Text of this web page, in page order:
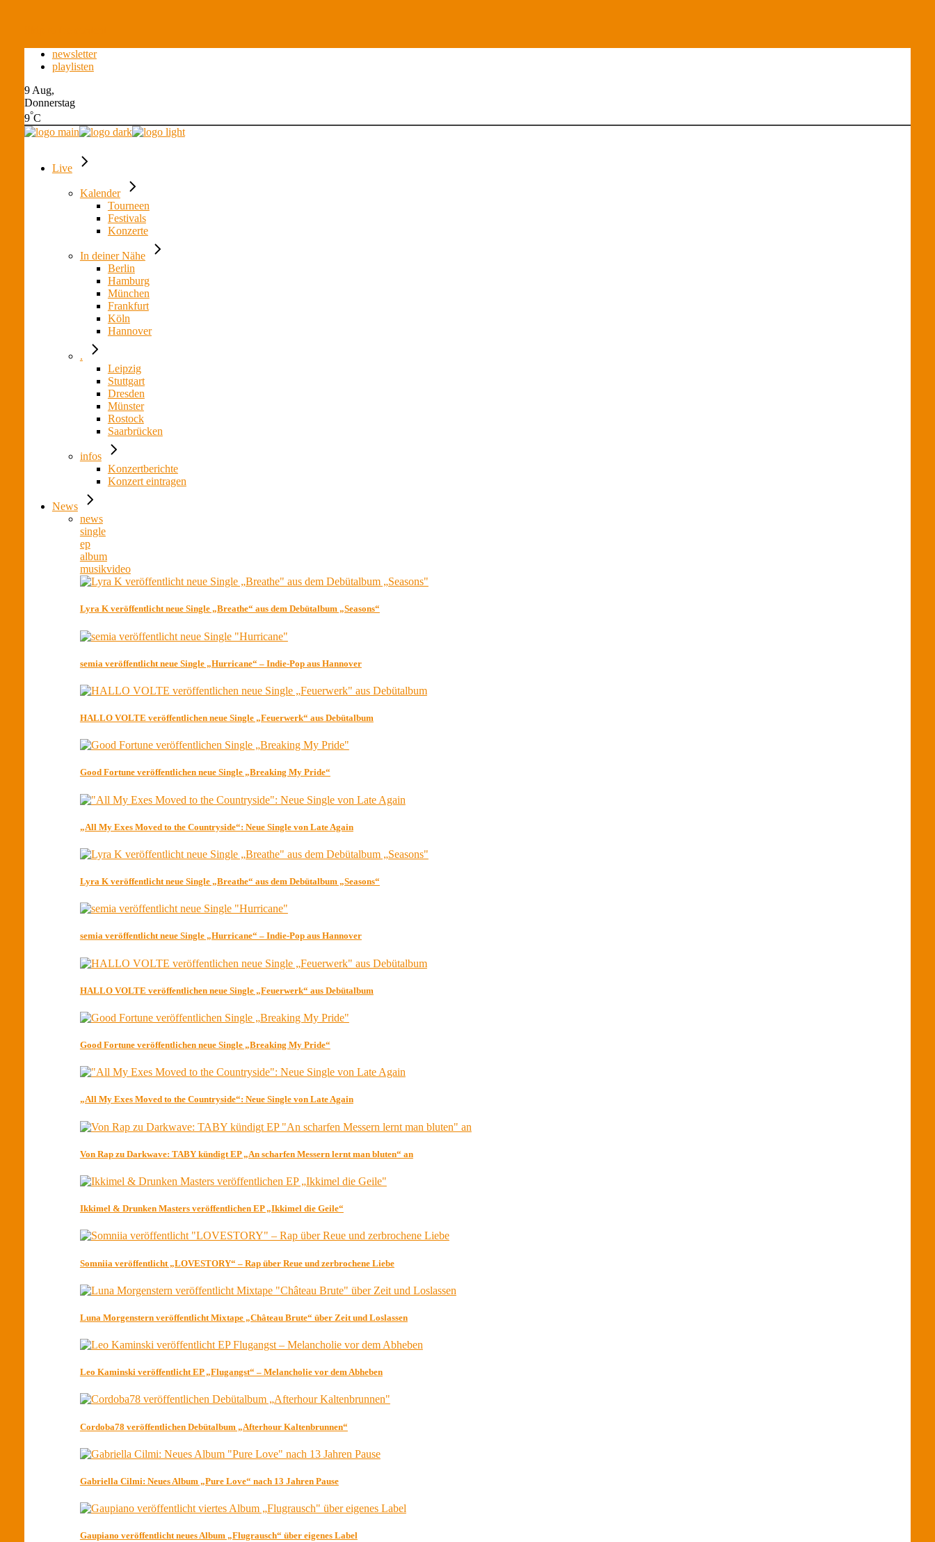
newsletter
playlisten
9 Aug,
Donnerstag
9°C
Live
Kalender
Tourneen
Festivals
Konzerte
In deiner Nähe
Berlin
Hamburg
München
Frankfurt
Köln
Hannover
.
Leipzig
Stuttgart
Dresden
Münster
Rostock
Saarbrücken
infos
Konzertberichte
Konzert eintragen
News
news
single
ep
album
musikvideo
Lyra K veröffentlicht neue Single „Breathe“ aus dem Debütalbum „Seasons“
semia veröffentlicht neue Single „Hurricane“ – Indie-Pop aus Hannover
HALLO VOLTE veröffentlichen neue Single „Feuerwerk“ aus Debütalbum
Good Fortune veröffentlichen neue Single „Breaking My Pride“
„All My Exes Moved to the Countryside“: Neue Single von Late Again
Lyra K veröffentlicht neue Single „Breathe“ aus dem Debütalbum „Seasons“
semia veröffentlicht neue Single „Hurricane“ – Indie-Pop aus Hannover
HALLO VOLTE veröffentlichen neue Single „Feuerwerk“ aus Debütalbum
Good Fortune veröffentlichen neue Single „Breaking My Pride“
„All My Exes Moved to the Countryside“: Neue Single von Late Again
Von Rap zu Darkwave: TABY kündigt EP „An scharfen Messern lernt man bluten“ an
Ikkimel & Drunken Masters veröffentlichen EP „Ikkimel die Geile“
Somniia veröffentlicht „LOVESTORY“ – Rap über Reue und zerbrochene Liebe
Luna Morgenstern veröffentlicht Mixtape „Château Brute“ über Zeit und Loslassen
Leo Kaminski veröffentlicht EP „Flugangst“ – Melancholie vor dem Abheben
Cordoba78 veröffentlichen Debütalbum „Afterhour Kaltenbrunnen“
Gabriella Cilmi: Neues Album „Pure Love“ nach 13 Jahren Pause
Gaupiano veröffentlicht neues Album „Flugrausch“ über eigenes Label